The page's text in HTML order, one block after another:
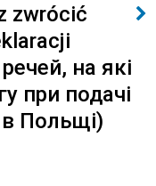
zwrócić
на які
при подачі
в Польщі)